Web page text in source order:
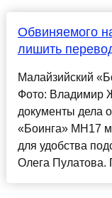
Обвиняемого
лишить
Малайзийский
Фото: Владимир
документы дела
«Боинга» MH17
для удобства
Олега Пулатова.